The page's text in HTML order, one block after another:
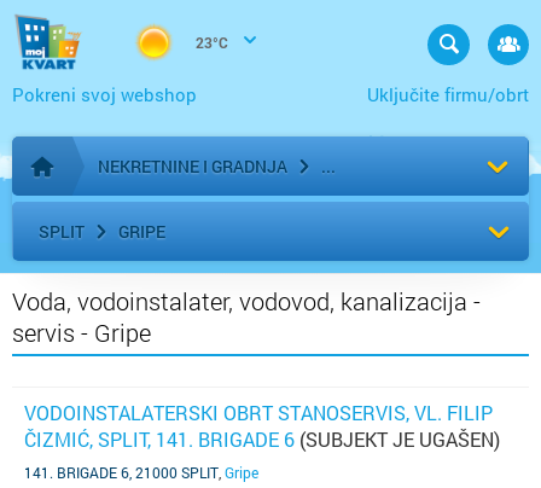
23°C
Uključite firmu/obrt
Pokreni svoj webshop
Početna stranica
NEKRETNINE I GRADNJA
SPLIT GRIPE
Voda, vodoinstalater, vodovod, kanalizacija -
servis - Gripe
VODOINSTALATERSKI OBRT STANOSERVIS, VL. FILIP
ČIZMIĆ, SPLIT, 141. BRIGADE 6 (SUBJEKT JE UGAŠEN)
141. BRIGADE 6, 21000 SPLIT Gripe